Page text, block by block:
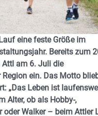
eine feste Größe im
Bereits zum
am 6. Juli die
Region ein. Das Motto
„Das Leben ist
Alter, ob als Hobby-,
oder Walker – beim Attler